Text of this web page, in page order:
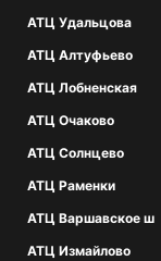
АТЦ Удальцова
АТЦ Алтуфьево
АТЦ Лобненская
АТЦ Очаково
АТЦ Солнцево
АТЦ Раменки
АТЦ Варшавское ш
АТЦ Измайлово